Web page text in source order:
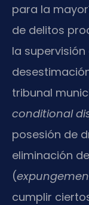
para la
de delitos
la supervisión
tribunal
conditional
posesión de
eliminación
(
cumplir